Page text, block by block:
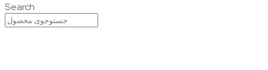
Search